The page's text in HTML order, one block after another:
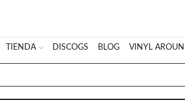
TIENDA DISCOGS BLOG VINYL
SEARCH
INPUT